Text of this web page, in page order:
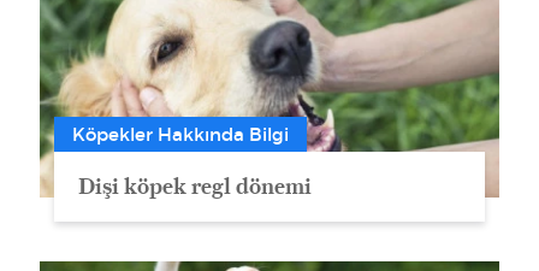
Köpekler Hakkında Bilgi
Dişi köpek regl dönemi